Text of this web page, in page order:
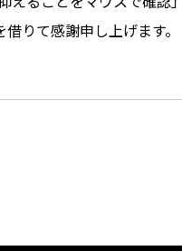
りて感謝申し上げます。